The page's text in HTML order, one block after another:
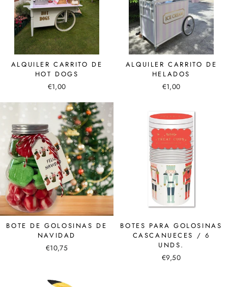
ALQUILER CARRITO DE
HOT DOGS
€1,00
ALQUILER CARRITO DE
HELADOS
€1,00
BOTE DE GOLOSINAS DE
NAVIDAD
€10,75
BOTES PARA GOLOSINAS
CASCANUECES / 6
UNDS.
€9,50